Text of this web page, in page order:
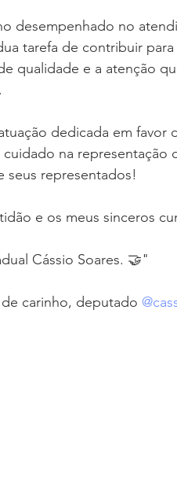
desempenhado no
tarefa de contribuir
qualidade e a atenção
dedicada em favor
na representação
seus representados!
e os meus sinceros
Cássio Soares. 🤝"
carinho, deputado